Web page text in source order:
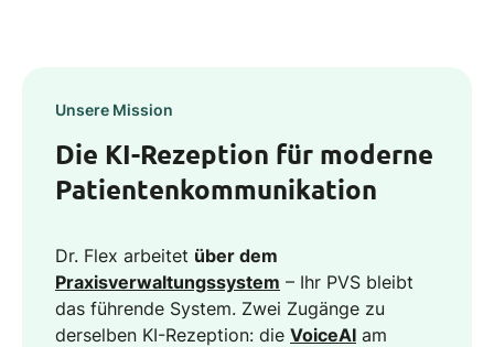
Unsere Mission
Die KI-Rezeption für moderne
Patientenkommunikation
Dr. Flex arbeitet über dem
Praxisverwaltungssystem – Ihr PVS bleibt
das führende System. Zwei Zugänge zu
derselben KI-Rezeption: die VoiceAI am